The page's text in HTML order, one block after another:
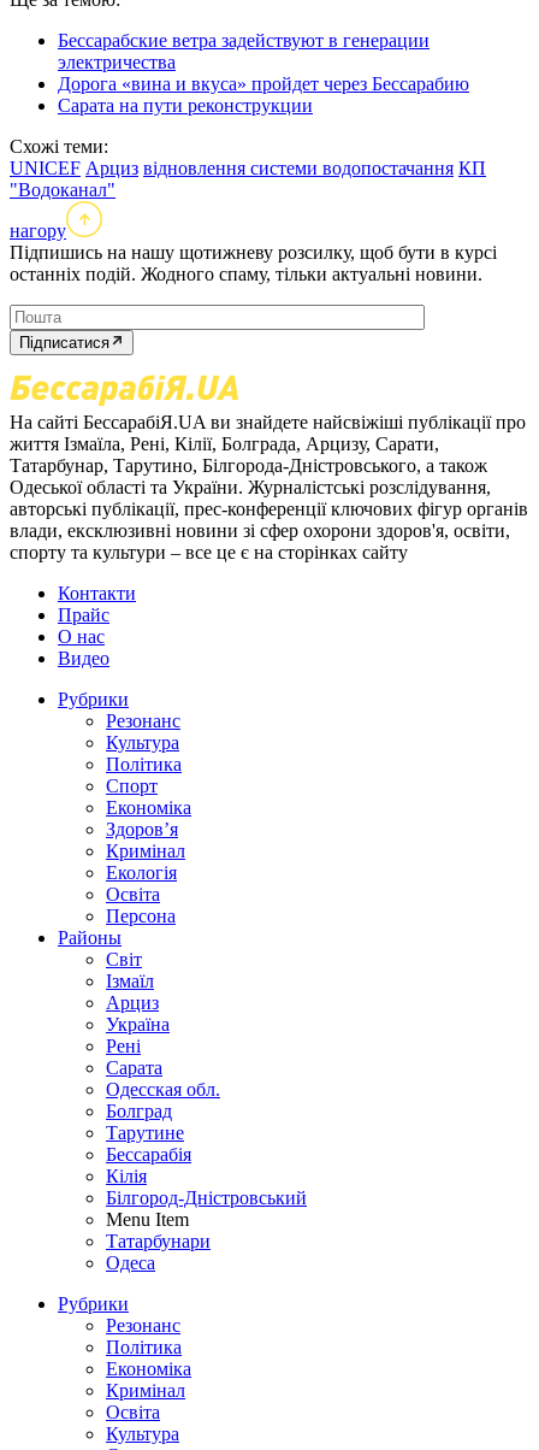
Бессарабские ветра задействуют в генерации
электричества
Дорога «вина и вкуса» пройдет через Бессарабию
Сарата на пути реконструкции
Схожі теми:
UNICEF Арциз відновлення системи водопостачання КП
"Водоканал"
нагору
Підпишись на нашу щотижневу розсилку, щоб бути в курсі
останніх подій. Жодного спаму, тільки актуальні новини.
Підписатися
На сайті БессарабіЯ.UA ви знайдете найсвіжіші публікації про
життя Ізмаїла, Рені, Кілії, Болграда, Арцизу, Сарати,
Татарбунар, Тарутино, Білгорода-Дністровського, а також
Одеської області та України. Журналістські розслідування,
авторські публікації, прес-конференції ключових фігур органів
влади, ексклюзивні новини зі сфер охорони здоров'я, освіти,
спорту та культури – все це є на сторінках сайту
Контакти
Прайс
О нас
Видео
Рубрики
Резонанс
Культура
Політика
Спорт
Економіка
Здоров’я
Кримінал
Екологія
Освіта
Персона
Районы
Світ
Ізмаїл
Арциз
Україна
Рені
Сарата
Одесская обл.
Болград
Тарутине
Бессарабія
Кілія
Білгород-Дністровський
Menu Item
Татарбунари
Одеса
Рубрики
Резонанс
Політика
Економіка
Кримінал
Освіта
Культура